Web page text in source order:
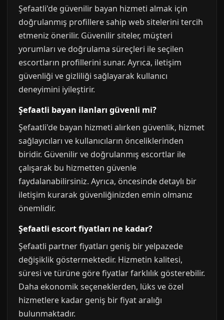
Şefaatli'de güvenilir bayan hizmeti almak için
doğrulanmış profillere sahip web sitelerini tercih
etmeniz önerilir. Güvenilir siteler, müşteri
yorumları ve doğrulama süreçleri ile seçilen
escortların profillerini sunar. Ayrıca, iletişim
güvenliği ve gizliliği sağlayarak kullanıcı
deneyimini iyileştirir.
Şefaatli bayan ilanları güvenli mi?
Şefaatli'de bayan hizmeti alırken güvenlik, hizmet
sağlayıcıları ve kullanıcıların önceliklerinden
biridir. Güvenilir ve doğrulanmış escortlar ile
çalışarak bu hizmetten güvenle
faydalanabilirsiniz. Ayrıca, öncesinde detaylı bir
iletişim kurarak güvenliğinizden emin olmanız
önemlidir.
Şefaatli escort fiyatları ne kadar?
Şefaatli partner fiyatları geniş bir yelpazede
değişiklik göstermektedir. Hizmetin kalitesi,
süresi ve türüne göre fiyatlar farklılık gösterebilir.
Daha ekonomik seçeneklerden, lüks ve özel
hizmetlere kadar geniş bir fiyat aralığı
bulunmaktadır.